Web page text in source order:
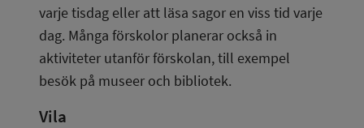
varje tisdag eller att läsa sagor en viss tid varje
dag. Många förskolor planerar också in
aktiviteter utanför förskolan, till exempel
besök på museer och bibliotek.
Vila